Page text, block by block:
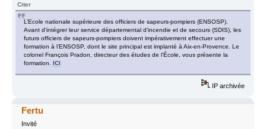
Citer
L’Ecole nationale supérieure des officiers de sapeurs-pompiers (ENSOSP).
Avant d’intégrer leur service départemental d’incendie et de secours (SDIS), les
futurs officiers de sapeurs-pompiers doivent impérativement effectuer une
formation à l’ENSOSP, dont le site principal est implanté à Aix-en-Provence. Le
colonel François Pradon, directeur des études de l’École, vous présente la
formation.ICI
IP archivée
Fertu
Invité